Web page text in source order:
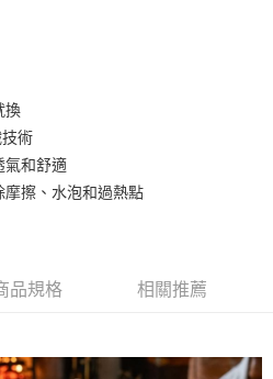
永豐商業銀行
星展（台灣）商業銀行
換
術
氣和舒適
擦、水泡和過熱點
品規格 相關推薦